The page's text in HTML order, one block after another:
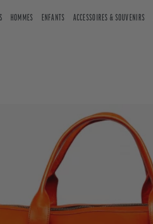
HOMMES ENFANTS ACCESSOIRES & SOUVENIRS